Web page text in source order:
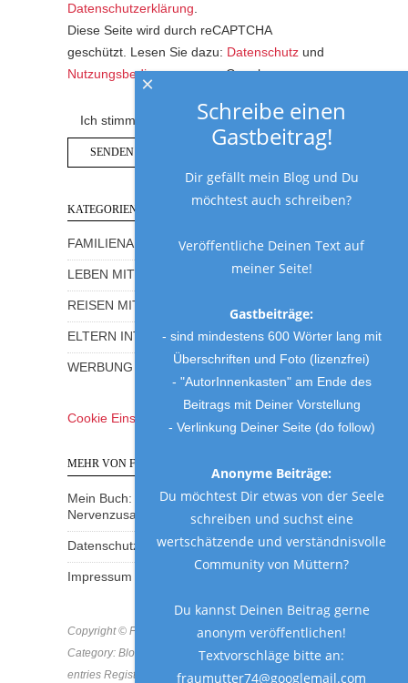
Datenschutzerklärung
Diese Seite wird durch reCAPTCHA
geschützt. Lesen Sie dazu: Datenschutz und
Nutzungsbedingungenvon Google.
Ich stimme der Datenschutzerklärung zu.
KATEGORIEN
FAMILIENALLTAG MIT HUMOR
LEBEN MIT KINDERN
REISEN MIT KINDERN
ELTERN INTERVIEWS
WERBUNG UND GEWINNSPIELE
Cookie Einstellungen
MEHR VON FRAU MUTTER
Mein Buch: Eine Mama am Rande des
Nervenzusammenbruchs
Datenschutzerklärung
Impressum
Copyright © Frau Mutter 2018 * https://frau-mutter.com
Category: Blog * MCN: B8MVF-GD8BA-SKD2A * All
entries Registered & Protected
Schreibe einen
Gastbeitrag!
Dir gefällt mein Blog und Du
möchtest auch schreiben?
Veröffentliche Deinen Text auf
meiner Seite!
Gastbeiträge:
- sind mindestens 600 Wörter lang mit
Überschriften und Foto (lizenzfrei)
- "AutorInnenkasten" am Ende des
Beitrags mit Deiner Vorstellung
- Verlinkung Deiner Seite (do follow)
Anonyme Beiträge:
Du möchtest Dir etwas von der Seele
schreiben und suchst eine
wertschätzende und verständnisvolle
Community von Müttern?
Du kannst Deinen Beitrag gerne
anonym veröffentlichen!
Textvorschläge bitte an:
fraumutter74@googlemail.com
×